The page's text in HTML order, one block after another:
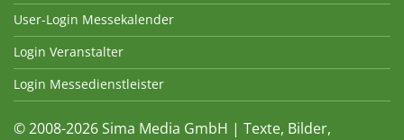
User-Login Messekalender
Login Veranstalter
Login Messedienstleister
© 2008-2026 Sima Media GmbH | Texte, Bilder,